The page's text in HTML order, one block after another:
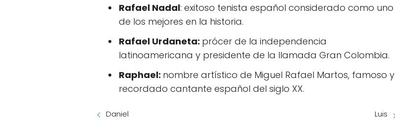
Rafael Nadal: exitoso tenista español considerado como uno
de los mejores en la historia.
Rafael Urdaneta: prócer de la independencia
latinoamericana y presidente de la llamada Gran Colombia.
Raphael: nombre artístico de Miguel Rafael Martos, famoso y
recordado cantante español del siglo XX.
Daniel Luis